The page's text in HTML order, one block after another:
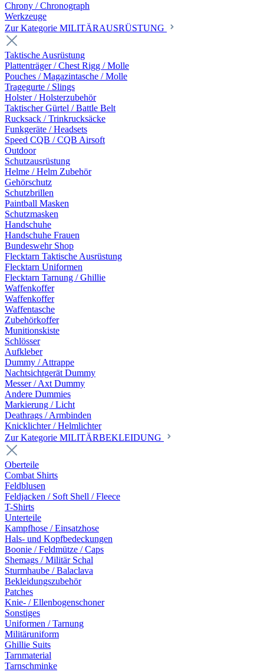
Chrony / Chronograph
Werkzeuge
Zur Kategorie MILITÄRAUSRÜSTUNG
Taktische Ausrüstung
Plattenträger / Chest Rigg / Molle
Pouches / Magazintasche / Molle
Tragegurte / Slings
Holster / Holsterzubehör
Taktischer Gürtel / Battle Belt
Rucksack / Trinkrucksäcke
Funkgeräte / Headsets
Speed CQB / CQB Airsoft
Outdoor
Schutzausrüstung
Helme / Helm Zubehör
Gehörschutz
Schutzbrillen
Paintball Masken
Schutzmasken
Handschuhe
Handschuhe Frauen
Bundeswehr Shop
Flecktarn Taktische Ausrüstung
Flecktarn Uniformen
Flecktarn Tarnung / Ghillie
Waffenkoffer
Waffenkoffer
Waffentasche
Zubehörkoffer
Munitionskiste
Schlösser
Aufkleber
Dummy / Attrappe
Nachtsichtgerät Dummy
Messer / Axt Dummy
Andere Dummies
Markierung / Licht
Deathrags / Armbinden
Knicklichter / Helmlichter
Zur Kategorie MILITÄRBEKLEIDUNG
Oberteile
Combat Shirts
Feldblusen
Feldjacken / Soft Shell / Fleece
T-Shirts
Unterteile
Kampfhose / Einsatzhose
Hals- und Kopfbedeckungen
Boonie / Feldmütze / Caps
Shemags / Militär Schal
Sturmhaube / Balaclava
Bekleidungszubehör
Patches
Knie- / Ellenbogenschoner
Sonstiges
Uniformen / Tarnung
Militäruniform
Ghillie Suits
Tarnmaterial
Tarnschminke